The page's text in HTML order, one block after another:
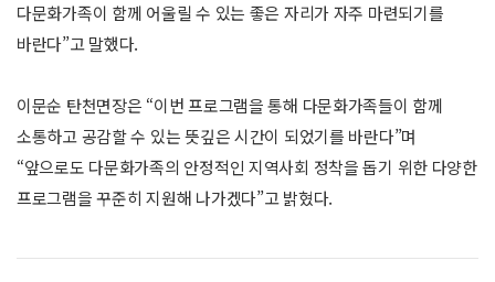
다문화가족이 함께 어울릴 수 있는 좋은 자리가 자주 마련되기를
바란다”고 말했다.
이문순 탄천면장은 “이번 프로그램을 통해 다문화가족들이 함께
소통하고 공감할 수 있는 뜻깊은 시간이 되었기를 바란다”며
“앞으로도 다문화가족의 안정적인 지역사회 정착을 돕기 위한 다양한
프로그램을 꾸준히 지원해 나가겠다”고 밝혔다.